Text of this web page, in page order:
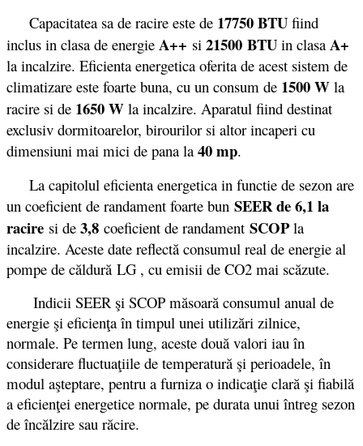
Capacitatea sa de racire este de 17750 BTU fiind
inclus in clasa de energie A++ si 21500 BTU in clasa A+
la incalzire. Eficienta energetica oferita de acest sistem de
climatizare este foarte buna, cu un consum de 1500 W la
racire si de 1650 W la incalzire. Aparatul fiind destinat
exclusiv dormitoarelor, birourilor si altor incaperi cu
dimensiuni mai mici de pana la 40 mp.
La capitolul eficienta energetica in functie de sezon are
un coeficient de randament foarte bun SEER de 6,1 la
racire si de 3,8 coeficient de randament SCOPla
incalzire. Aceste date reflectă consumul real de energie al
pompe de căldură LG , cu emisii de CO2 mai scăzute.
Indicii SEER şi SCOP măsoară consumul anual de
energie şi eficienţa în timpul unei utilizări zilnice,
normale. Pe termen lung, aceste două valori iau în
considerare fluctuaţiile de temperatură şi perioadele, în
modul aşteptare, pentru a furniza o indicaţie clară şi fiabilă
a eficienţei energetice normale, pe durata unui întreg sezon
de încălzire sau răcire.